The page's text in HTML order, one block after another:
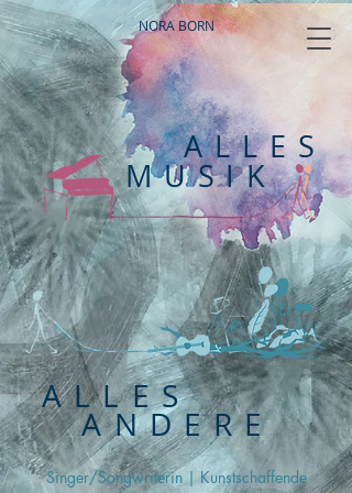
NORA BORN
ALLES
MUSIK
ALLES
ANDERE
Singer/Songwriterin|Kunstschaffende